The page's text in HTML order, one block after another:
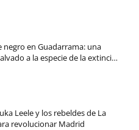
negro en Guadarrama: una
a la especie de la extinci…
Leele y los rebeldes de La
revolucionar Madrid